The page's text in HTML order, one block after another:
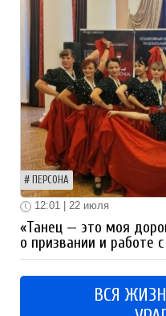
ПЕРСОНА
12:01 | 22 июля
«Танец — это моя
о призвании и работе
ВСЯ